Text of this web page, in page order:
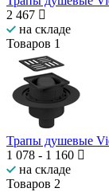
2 467
на складе
Товаров 1
Трапы душевые
1 078 - 1 160
на складе
Товаров 2